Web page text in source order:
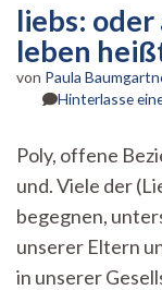
liebs:
leben
von Paula
Hinterlasse
Poly, offene
und. Viele der
begegnen,
unserer Eltern
in unserer